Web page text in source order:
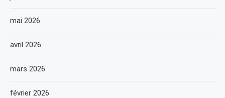
mai 2026
avril 2026
mars 2026
février 2026